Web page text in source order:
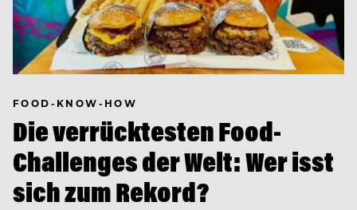
FOOD-KNOW-HOW
Die verrücktesten Food-
Challenges der Welt: Wer isst
sich zum Rekord?